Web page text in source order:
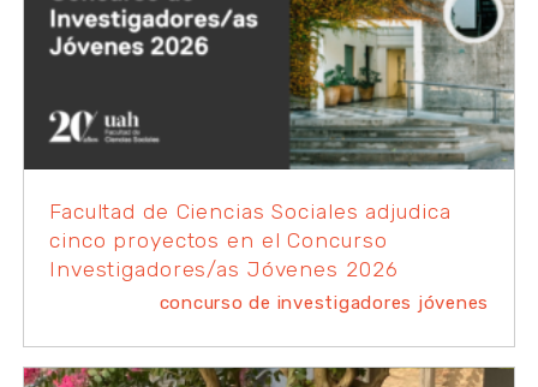
Facultad de Ciencias Sociales adjudica
cinco proyectos en el Concurso
Investigadores/as Jóvenes 2026
concurso de investigadores jóvenes